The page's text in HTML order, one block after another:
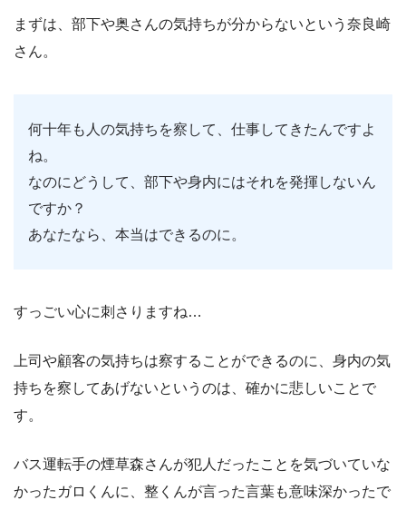
まずは、部下や奥さんの気持ちが分からないという奈良崎
さん。
何十年も人の気持ちを察して、仕事してきたんですよ
ね。
なのにどうして、部下や身内にはそれを発揮しないん
ですか？
あなたなら、本当はできるのに。
すっごい心に刺さりますね…
上司や顧客の気持ちは察することができるのに、身内の気
持ちを察してあげないというのは、確かに悲しいことで
す。
バス運転手の煙草森さんが犯人だったことを気づいていな
かったガロくんに、整くんが言った言葉も意味深かったで